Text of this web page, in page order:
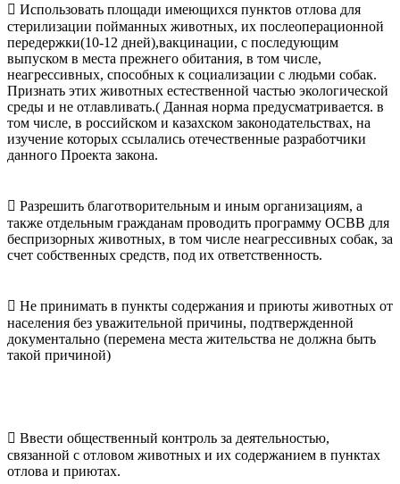
 Использовать площади имеющихся пунктов отлова для
стерилизации пойманных животных, их послеоперационной
передержки(10-12 дней),вакцинации, с последующим
выпуском в места прежнего обитания, в том числе,
неагрессивных, способных к социализации с людьми собак.
Признать этих животных естественной частью экологической
среды и не отлавливать.( Данная норма предусматривается. в
том числе, в российском и казахском законодательствах, на
изучение которых ссылались отечественные разработчики
данного Проекта закона.
 Разрешить благотворительным и иным организациям, а
также отдельным гражданам проводить программу ОСВВ для
беспризорных животных, в том числе неагрессивных собак, за
счет собственных средств, под их ответственность.
 Не принимать в пункты содержания и приюты животных от
населения без уважительной причины, подтвержденной
документально (перемена места жительства не должна быть
такой причиной)
 Ввести общественный контроль за деятельностью,
связанной с отловом животных и их содержанием в пунктах
отлова и приютах.